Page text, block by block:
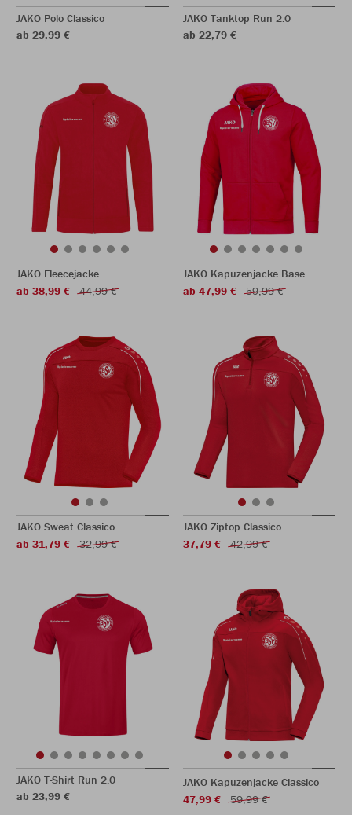
JAKO Polo Classico
ab 29,99 €
JAKO Tanktop Run 2.0
ab 22,79 €
JAKO Fleecejacke
ab 38,99 €
44,99 €
JAKO Kapuzenjacke Base
ab 47,99 €
59,99 €
JAKO Sweat Classico
ab 31,79 €
32,99 €
JAKO Ziptop Classico
37,79 €
42,99 €
JAKO T-Shirt Run 2.0
ab 23,99 €
JAKO Kapuzenjacke Classico
47,99 €
59,99 €